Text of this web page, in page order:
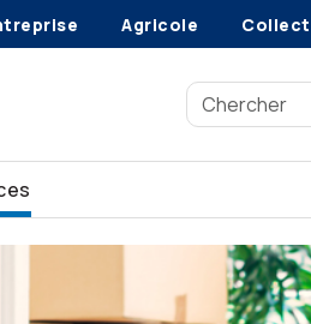
Agricole
l’avenir Comparaison